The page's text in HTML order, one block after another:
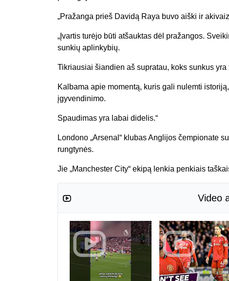
„Pražanga prieš Davidą Raya buvo aiški ir
„Įvartis turėjo būti atšauktas dėl pražangos.
sunkių aplinkybių.
Tikriausiai šiandien aš supratau, koks sunkus yra
Kalbama apie momentą, kuris gali nulemti
įgyvendinimo.
Spaudimas yra labai didelis.“
Londono „Arsenal“ klubas Anglijos čempionate
rungtynės.
Jie „Manchester City“ ekipą lenkia penkiais
Video